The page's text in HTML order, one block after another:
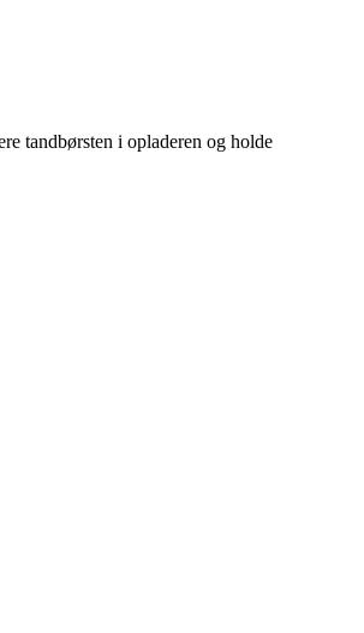
tandbørsten i opladeren og holde